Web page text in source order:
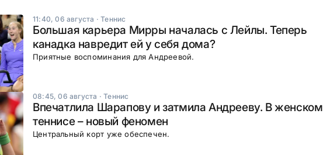
11:40, 06 августа ·Теннис
Большая карьера Мирры началась с Лейлы. Теперь
канадка навредит ей у себя дома?
Приятные воспоминания для Андреевой.
08:45, 06 августа ·Теннис
Впечатлила Шарапову и затмила Андрееву. В женском
теннисе – новый феномен
Центральный корт уже обеспечен.